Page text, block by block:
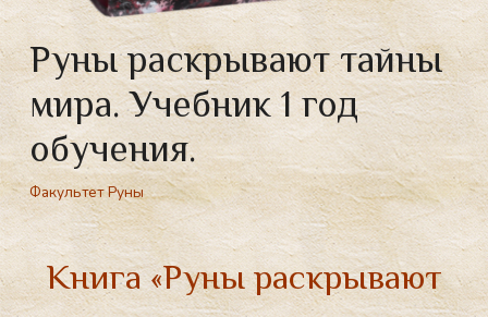
Руны раскрывают тайны
мира. Учебник 1 год
обучения.
Факультет Руны
Книга «Руны раскрывают